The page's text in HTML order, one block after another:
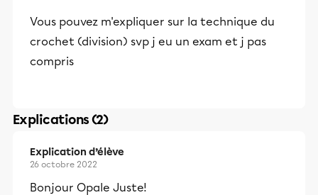
Vous pouvez m'expliquer sur la technique du
crochet (division) svp j eu un exam et j pas
compris
Explications (2)
Explication d’élève
26 octobre 2022
Bonjour Opale Juste!